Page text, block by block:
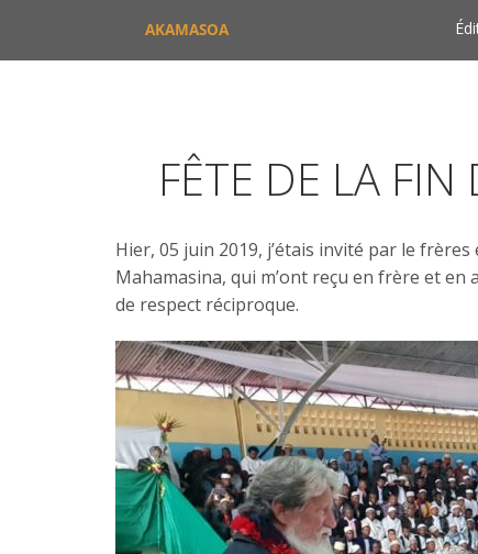
AKAMASOA
FÊTE DE LA
Hier, 05 juin 2019, j’étais invité par le
Mahamasina, qui m’ont reçu en frère et
de respect réciproque.